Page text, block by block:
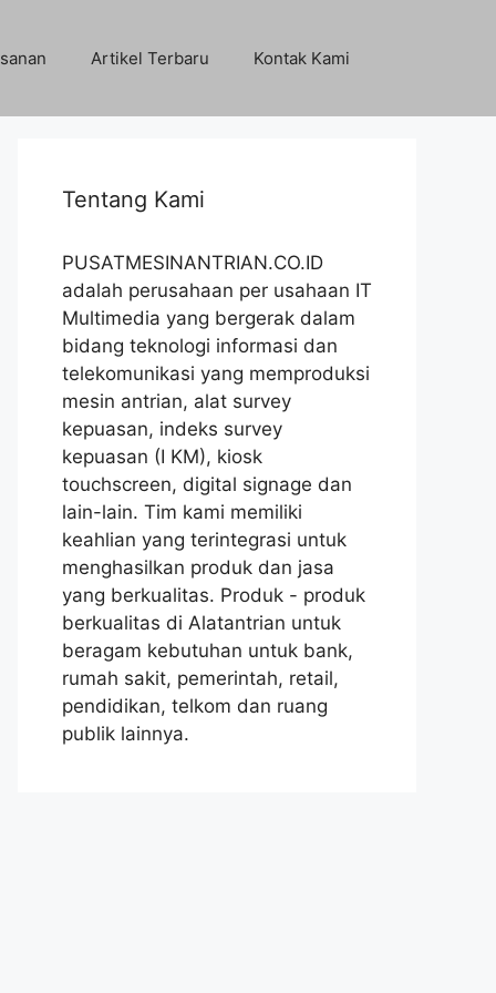
Artikel Terbaru Kontak Kami
Tentang Kami
PUSATMESINANTRIAN.CO.ID
adalah perusahaan per usahaan IT
Multimedia yang bergerak dalam
bidang teknologi informasi dan
telekomunikasi yang memproduksi
mesin antrian, alat survey
kepuasan, indeks survey
kepuasan (I KM), kiosk
touchscreen, digital signage dan
lain-lain. Tim kami memiliki
keahlian yang terintegrasi untuk
menghasilkan produk dan jasa
yang berkualitas. Produk - produk
berkualitas di Alatantrian untuk
beragam kebutuhan untuk bank,
rumah sakit, pemerintah, retail,
pendidikan, telkom dan ruang
publik lainnya.